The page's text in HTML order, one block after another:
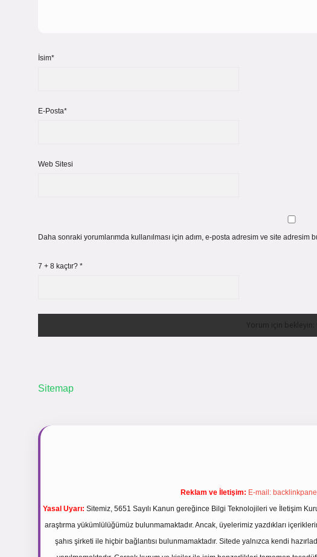
İsim*
E-Posta*
Web Sitesi
Daha sonraki yorumlarımda kullanılması için adım, e-posta adresim ve site adresim
7 + 8 kaçtır? *
Sitemap
Reklam ve İletişim: E-mail:
Yasal Uyarı: Sitemiz, 5651 Sayılı Kanun gereğince Bilgi Teknolojileri ve İletişim
araştırma yükümlülüğümüz bulunmamaktadır. Ancak, üyelerimiz yazdıkları
şahıs şirketi ile hiçbir bağlantısı bulunmamaktadır. Sitede yalnızca kendi